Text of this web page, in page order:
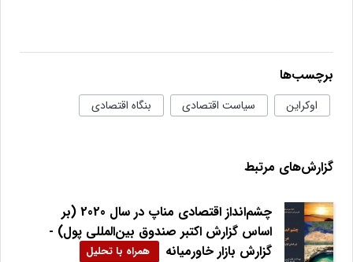
برچسب‌ها
اوکراین سیاست اقتصادی بنگاه اقتصادی
گزارش‌های مرتبط
چشم‌انداز اقتصادی مناپ در سال 2020 (بر
اساس گزارش اکتبر صندوق بین‌ا‌لمللی پول) -
گزارش بازار خاورمیانه